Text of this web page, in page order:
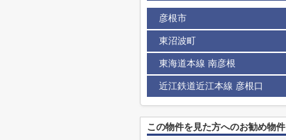
彦根市
東沼波町
東海道本線 南彦根
近江鉄道近江本線 彦根口
この物件を見た方へのお勧め物件